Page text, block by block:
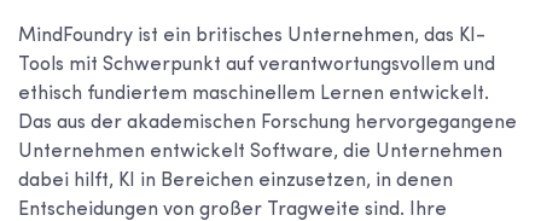
MindFoundry ist ein britisches Unternehmen, das KI-
Tools mit Schwerpunkt auf verantwortungsvollem und
ethisch fundiertem maschinellem Lernen entwickelt.
Das aus der akademischen Forschung hervorgegangene
Unternehmen entwickelt Software, die Unternehmen
dabei hilft, KI in Bereichen einzusetzen, in denen
Entscheidungen von großer Tragweite sind. Ihre